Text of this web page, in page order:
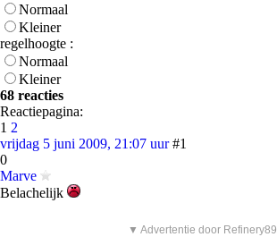
Normaal
Kleiner
regelhoogte :
Normaal
Kleiner
68 reacties
Reactiepagina:
1 2
vrijdag 5 juni 2009, 21:07 uur #1
0
Marve
Belachelijk
▼ Advertentie door Refinery89